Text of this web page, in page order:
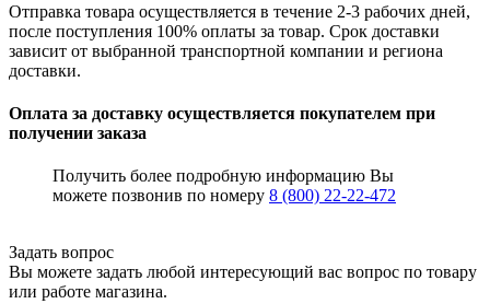
Отправка товара осуществляется в течение 2-3 рабочих дней,
после поступления 100% оплаты за товар. Срок доставки
зависит от выбранной транспортной компании и региона
доставки.
Оплата за доставку осуществляется покупателем при
получении заказа
Получить более подробную информацию Вы
можете позвонив по номеру 8 (800) 22-22-472
Задать вопрос
Вы можете задать любой интересующий вас вопрос по товару
или работе магазина.